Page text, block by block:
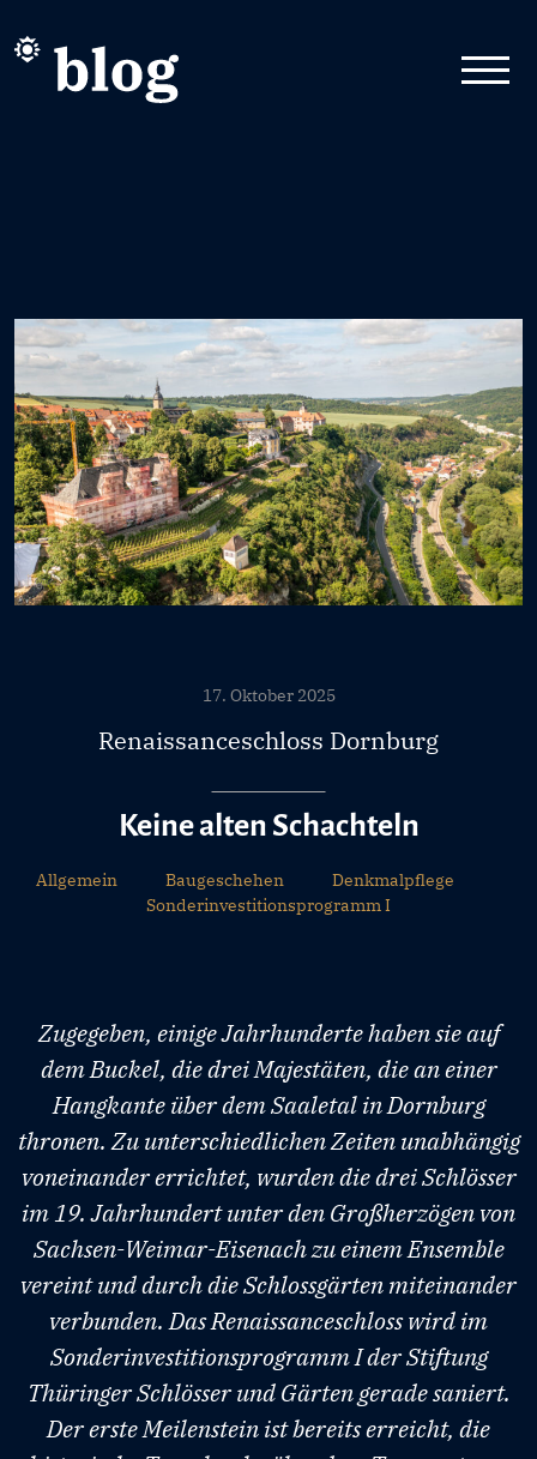
17. Oktober 2025
Renaissanceschloss Dornburg
Keine alten Schachteln
Allgemein Baugeschehen
Denkmalpflege
Sonderinvestitionsprogramm I
Zugegeben, einige Jahrhunderte haben sie auf
dem Buckel, die drei Majestäten, die an einer
Hangkante über dem Saaletal in Dornburg
thronen. Zu unterschiedlichen Zeiten unabhängig
voneinander errichtet, wurden die drei Schlösser
im 19. Jahrhundert unter den Großherzögen von
Sachsen-Weimar-Eisenach zu einem Ensemble
vereint und durch die Schlossgärten miteinander
verbunden. Das Renaissanceschloss wird im
Sonderinvestitionsprogramm I der Stiftung
Thüringer Schlösser und Gärten gerade saniert.
Der erste Meilenstein ist bereits erreicht, die